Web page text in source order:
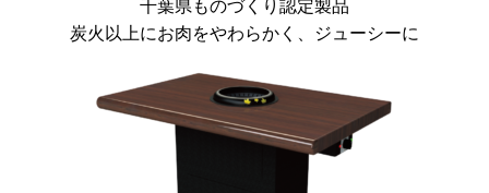
千葉県ものづくり認定製品
炭火以上にお肉をやわらかく、ジューシーに